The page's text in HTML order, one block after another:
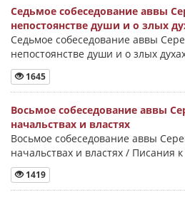
Седьмое собеседование аввы
непостоянстве души и о злых
Седьмое собеседование аввы
непостоянстве души и о злых
1645
Восьмое собеседование аввы
начальствах и властях
Восьмое собеседование аввы
начальствах и властях / Писания
1419